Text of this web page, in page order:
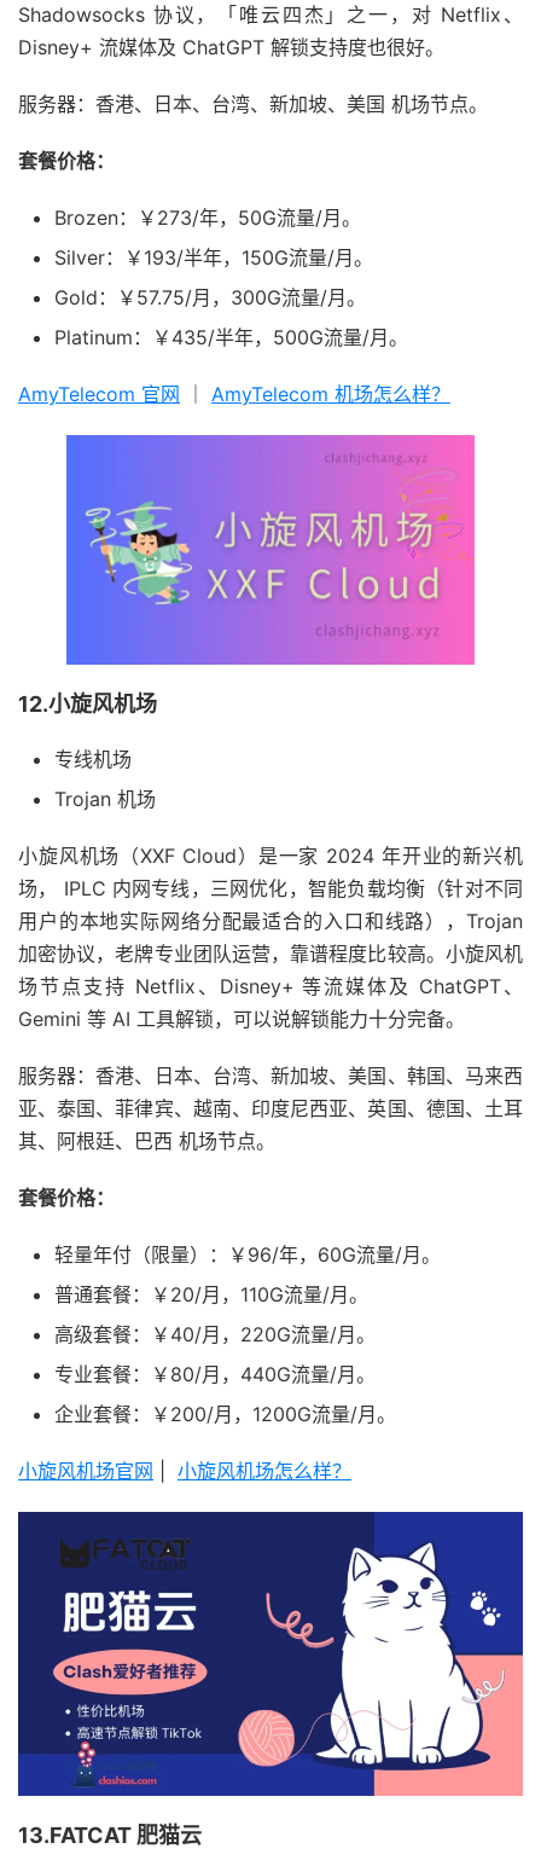
Shadowsocks 协议，「唯云四杰」之一，对 Netflix、
Disney+ 流媒体及 ChatGPT 解锁支持度也很好。
服务器：香港、日本、台湾、新加坡、美国 机场节点。
套餐价格：
Brozen：￥273/年，50G流量/月。
Silver：￥193/半年，150G流量/月。
Gold：￥57.75/月，300G流量/月。
Platinum：￥435/半年，500G流量/月。
AmyTelecom 官网 AmyTelecom 机场怎么样？
12.小旋风机场
专线机场
Trojan 机场
小旋风机场（XXF Cloud）是一家 2024 年开业的新兴机
场， IPLC 内网专线，三网优化，智能负载均衡（针对不同
用户的本地实际网络分配最适合的入口和线路），Trojan
加密协议，老牌专业团队运营，靠谱程度比较高。小旋风机
场节点支持 Netflix、Disney+ 等流媒体及 ChatGPT、
Gemini 等 AI 工具解锁，可以说解锁能力十分完备。
服务器：香港、日本、台湾、新加坡、美国、韩国、马来西
亚、泰国、菲律宾、越南、印度尼西亚、英国、德国、土耳
其、阿根廷、巴西 机场节点。
套餐价格：
轻量年付（限量）：￥96/年，60G流量/月。
普通套餐：￥20/月，110G流量/月。
高级套餐：￥40/月，220G流量/月。
专业套餐：￥80/月，440G流量/月。
企业套餐：￥200/月，1200G流量/月。
小旋风机场官网 小旋风机场怎么样？
13.FATCAT 肥猫云